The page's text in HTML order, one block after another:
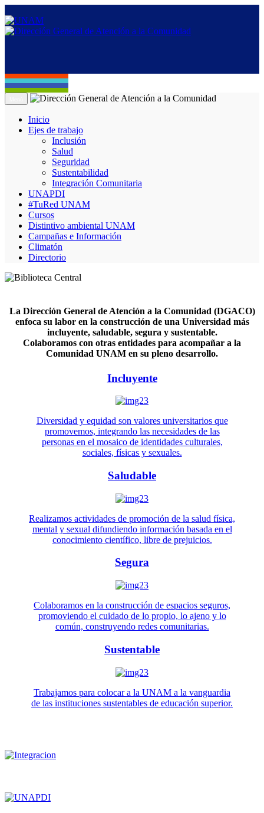
Inicio
Ejes de trabajo
Inclusión
Salud
Seguridad
Sustentabilidad
Integración Comunitaria
UNAPDI
#TuRed UNAM
Cursos
Distintivo ambiental UNAM
Campañas e Información
Climatón
Directorio
La Dirección General de Atención a la Comunidad (DGACO)
enfoca su labor en la construcción de una Universidad más
incluyente, saludable, segura y sustentable.
Colaboramos con otras entidades para acompañar a la
Comunidad UNAM en su pleno desarrollo.
Incluyente
Diversidad y equidad son valores universitarios que
promovemos, integrando las necesidades de las
personas en el mosaico de identidades culturales,
sociales, físicas y sexuales.
Saludable
Realizamos actividades de promoción de la salud física,
mental y sexual difundiendo información basada en el
conocimiento científico, libre de prejuicios.
Segura
Colaboramos en la construcción de espacios seguros,
promoviendo el cuidado de lo propio, lo ajeno y lo
común, construyendo redes comunitarias.
Sustentable
Trabajamos para colocar a la UNAM a la vanguardia
de las instituciones sustentables de educación superior.